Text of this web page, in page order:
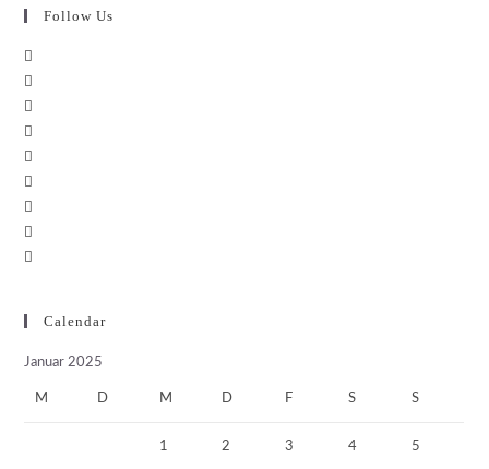
Follow Us
Calendar
Januar 2025
M D M D F S S
1 2 3 4 5